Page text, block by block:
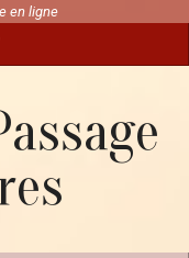
en ligne